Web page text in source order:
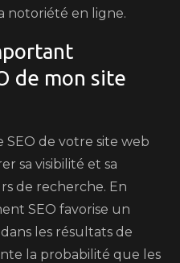
notoriété en ligne.
de mon site
SEO de votre site web
sa visibilité et sa
de recherche. En
SEO favorise un
les résultats de
la probabilité que les